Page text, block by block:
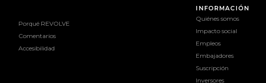
Porqué REVOLVE
Comentarios
Accesibilidad
INFORMACIÓN
Quiénes somos
Impacto social
Empleos
Embajadores
Suscripción
Inversores